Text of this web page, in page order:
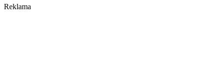
Reklama